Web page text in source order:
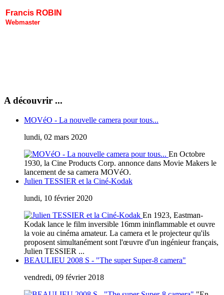
Francis ROBIN
Webmaster
A découvrir ...
MOVéO - La nouvelle camera pour tous...
lundi, 02 mars 2020
En Octobre
1930, la Cine Products Corp. annonce dans Movie Makers le
lancement de sa camera MOVéO.
Julien TESSIER et la Ciné-Kodak
lundi, 10 février 2020
En 1923, Eastman-
Kodak lance le film inversible 16mm ininflammable et ouvre
la voie au cinéma amateur. La camera et le projecteur qu'ils
proposent simultanément sont l'œuvre d'un ingénieur français,
Julien TESSIER ...
BEAULIEU 2008 S - "The super Super-8 camera"
vendredi, 09 février 2018